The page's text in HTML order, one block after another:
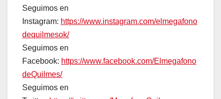
Seguimos en
Instagram: https://www.instagram.com/elmegafono
dequilmesok/
Seguimos en
Facebook: https://www.facebook.com/Elmegafono
deQuilmes/
Seguimos en